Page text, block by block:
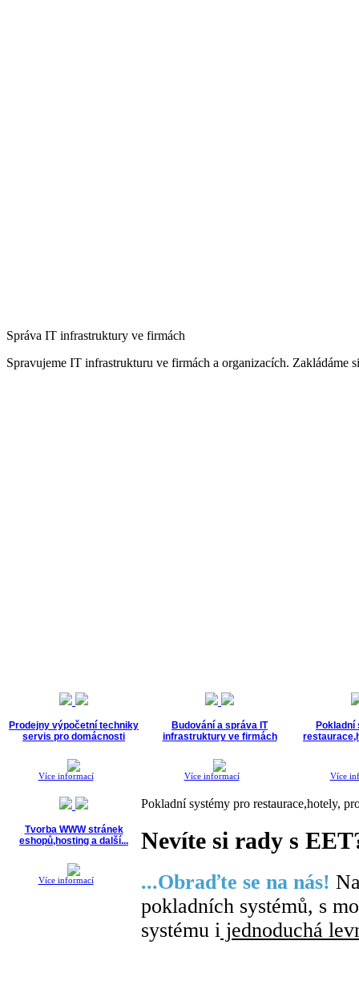
Správa IT infrastruktury ve firmách
Spravujeme IT infrastrukturu ve firmách a organizacích. Zakládáme
Prodejny výpočetní techniky
servis pro domácnosti
Více informací
Budování a správa IT
infrastruktury ve firmách
Více informací Více
Tvorba WWW stránek
eshopů,hosting a další...
Více informací
Pokladní systémy pro restaurace,hotely,
Nevíte si rady s
...Obraďte se na nás!
pokladních systémů, s
systému i jednoduchá